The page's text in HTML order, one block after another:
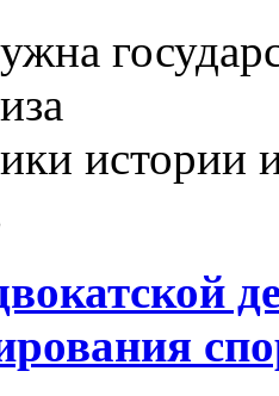
истории